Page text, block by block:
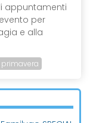
appuntamenti
per
e alla
primavera